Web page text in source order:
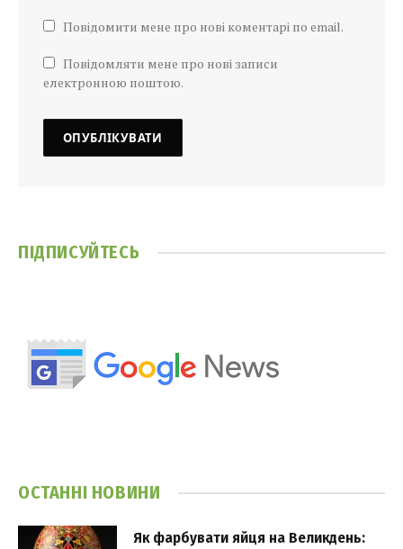
Повідомити мене про нові коментарі по email.
Повідомляти мене про нові записи
електронною поштою.
ПІДПИСУЙТЕСЬ
ОСТАННІ НОВИНИ
Як фарбувати яйця на Великдень: